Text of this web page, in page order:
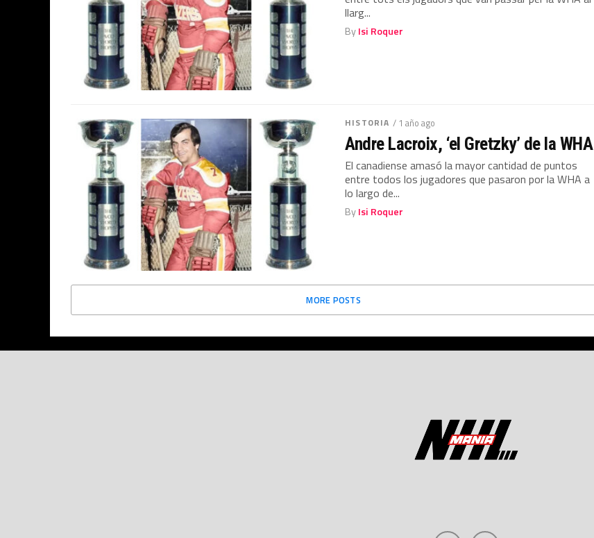
llarg...
ByIsi Roquer
HISTORIA / 1 año ago
Andre Lacroix, ‘el Gretzky’ de la WHA
El canadiense amasó la mayor cantidad de puntos
entre todos los jugadores que pasaron por la WHA a
lo largo de...
ByIsi Roquer
MORE POSTS